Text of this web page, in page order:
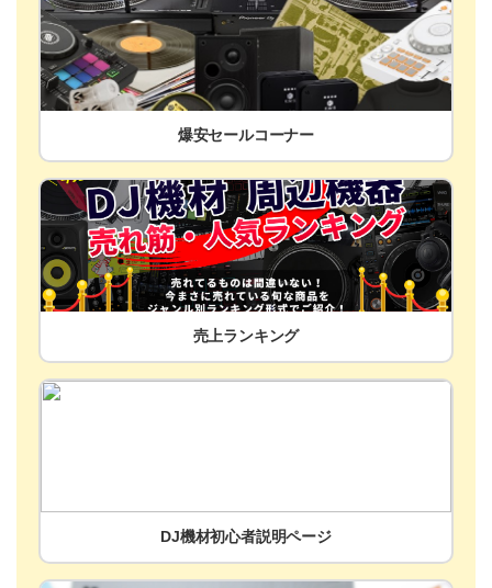
爆安セールコーナー
売上ランキング
DJ機材初心者説明ページ